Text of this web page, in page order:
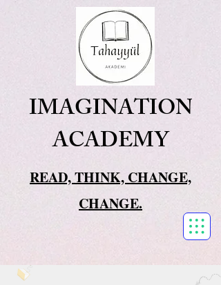
IMAGINATION
ACADEMY
READ, THINK, CHANGE,
CHANGE.